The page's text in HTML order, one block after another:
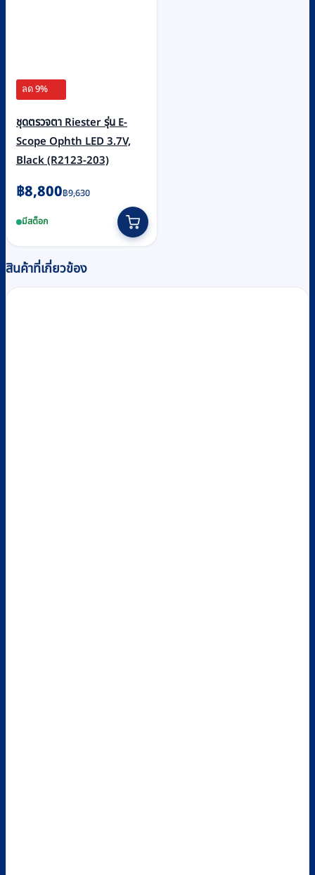
ลด 9%
ชุดตรวจตา Riester รุ่น E-
Scope Ophth LED 3.7V,
Black (R2123-203)
฿9,630
Original
was:
฿9,630.
฿8,800
Current
is:
฿8,800.
มีสต็อก
สินค้าที่เกี่ยวข้อง